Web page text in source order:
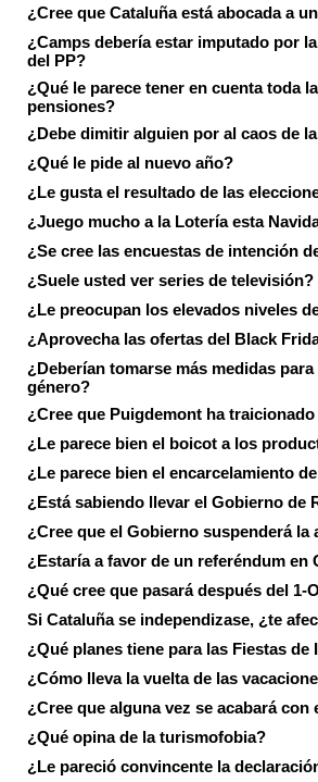
¿Cree que Cataluña está abocada a
¿Camps debería estar imputado por
del PP?
¿Qué le parece tener en cuenta toda
pensiones?
¿Debe dimitir alguien por al caos de
¿Qué le pide al nuevo año?
¿Le gusta el resultado de las
¿Juego mucho a la Lotería esta
¿Se cree las encuestas de intención
¿Suele usted ver series de televisión?
¿Le preocupan los elevados niveles
¿Aprovecha las ofertas del Black
¿Deberían tomarse más medidas
género?
¿Cree que Puigdemont ha
¿Le parece bien el boicot a los
¿Le parece bien el encarcelamiento
¿Está sabiendo llevar el Gobierno de
¿Cree que el Gobierno suspenderá la
¿Estaría a favor de un referéndum en
¿Qué cree que pasará después del 1-
Si Cataluña se independizase, ¿te
¿Qué planes tiene para las Fiestas de
¿Cómo lleva la vuelta de las
¿Cree que alguna vez se acabará
¿Qué opina de la turismofobia?
¿Le pareció convincente la